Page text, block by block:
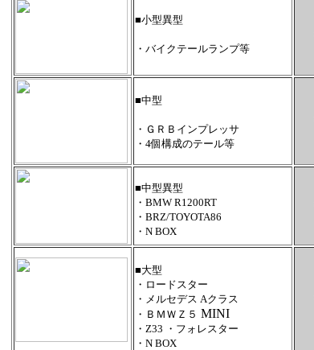
■小型異型
・バイクテールランプ等
■中型
・ＧＲＢインプレッサ
・4個構成のテール等
■中型異型
・BMW R1200RT
・BRZ/TOYOTA86
・N BOX
■大型
・ロードスター
・メルセデス Aクラス
・ＢＭＷＺ５ MINI
・Z33 ・フォレスター
・N BOX